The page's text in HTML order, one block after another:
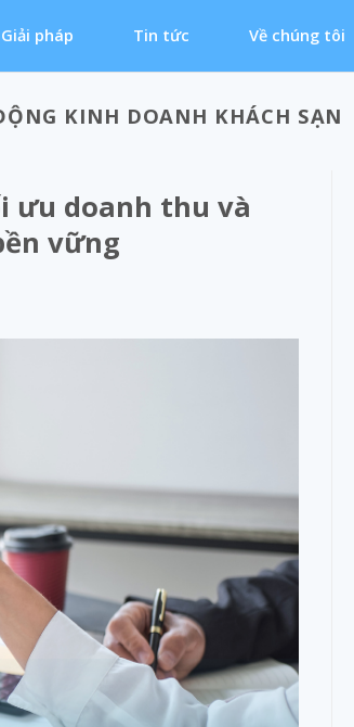
Giải pháp Tin tức Về chúng tôi
KINH DOANH KHÁCH SẠN
ưu doanh thu và
vững